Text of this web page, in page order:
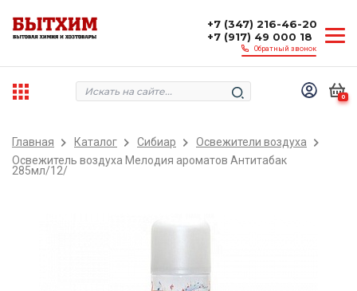
+7 (347) 216-46-20
+7 (917) 49 000 18
Обратный звонок
0
Главная Каталог Сибиар
Освежители воздуха
Освежитель воздуха Мелодия ароматов Антитабак
285мл/12/